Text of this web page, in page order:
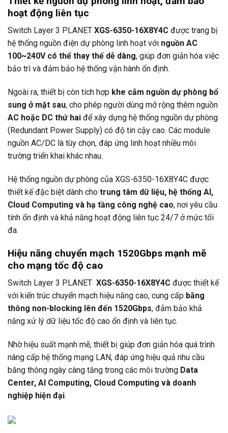
hoạt động liên tục
Switch Layer 3 PLANET XGS-6350-16X8Y4C được trang bị
hệ thống nguồn điện dự phòng linh hoạt với nguồn AC
100~240V có thể thay thế dễ dàng, giúp đơn giản hóa việc
bảo trì và đảm bảo hệ thống vận hành ổn định.
Ngoài ra, thiết bị còn tích hợp khe cắm nguồn dự phòng bổ
sung ở mặt sau, cho phép người dùng mở rộng thêm nguồn
AC hoặc DC thứ hai để xây dựng hệ thống nguồn dự phòng
(Redundant Power Supply) có độ tin cậy cao. Các module
nguồn AC/DC là tùy chọn, đáp ứng linh hoạt nhiều môi
trường triển khai khác nhau.
Hệ thống nguồn dự phòng của XGS-6350-16X8Y4C được
thiết kế đặc biệt dành cho trung tâm dữ liệu, hệ thống AI,
Cloud Computing và hạ tầng công nghệ cao, nơi yêu cầu
tính ổn định và khả năng hoạt động liên tục 24/7 ở mức tối
đa.
Hiệu năng chuyển mạch 1520Gbps mạnh mẽ
cho mạng tốc độ cao
Switch Layer 3 PLANET XGS-6350-16X8Y4C được thiết kế
với kiến trúc chuyển mạch hiệu năng cao, cung cấp băng
thông non-blocking lên đến 1520Gbps, đảm bảo khả
năng xử lý dữ liệu tốc độ cao ổn định và liên tục.
Nhờ hiệu suất mạnh mẽ, thiết bị giúp đơn giản hóa quá trình
nâng cấp hệ thống mạng LAN, đáp ứng hiệu quả nhu cầu
băng thông ngày càng tăng trong các môi trường Data
Center, AI Computing, Cloud Computing và doanh
nghiệp hiện đại.